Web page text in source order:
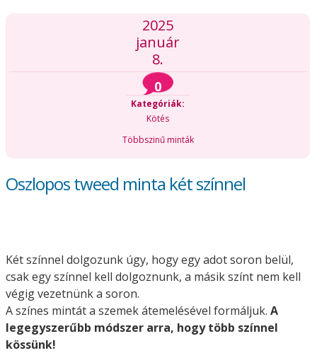
2025
január
8.
0
Kategóriák:
Kötés
Többszinű minták
Oszlopos tweed minta két színnel
Két színnel dolgozunk úgy, hogy egy adot soron belül,
csak egy színnel kell dolgoznunk, a másik színt nem kell
végig vezetnünk a soron.
A színes mintát a szemek átemelésével formáljuk. A
legegyszerűbb módszer arra, hogy több színnel
kössünk!